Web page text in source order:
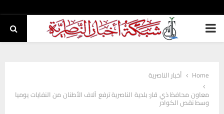
PRIMARY
Home
أخبار الناصرية
معاون محافظ ذي قار: بلدية الناصرية ترفع آلاف الأطنان من النفايات يوميا
وسط نقص الكوادر